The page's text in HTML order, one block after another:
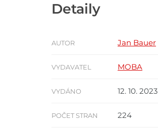
Detaily
AUTOR Jan Bauer
VYDAVATEL MOBA
VYDÁNO 12. 10. 2023
POČET STRAN 224